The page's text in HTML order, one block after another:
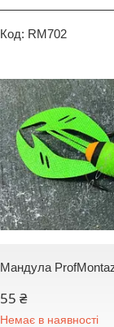
RM702
Мандула
55 ₴
Немає в наявності